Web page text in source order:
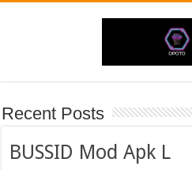
Recent Posts
BUSSID Mod Apk L